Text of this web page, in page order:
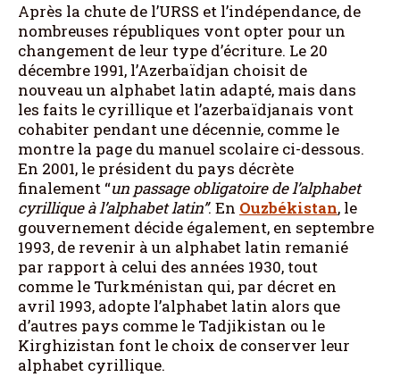
Après la chute de l’URSS et l’indépendance, de
nombreuses républiques vont opter pour un
changement de leur type d’écriture. Le 20
décembre 1991, l’Azerbaïdjan choisit de
nouveau un alphabet latin adapté, mais dans
les faits le cyrillique et l’azerbaïdjanais vont
cohabiter pendant une décennie, comme le
montre la page du manuel scolaire ci-dessous.
En 2001, le président du pays décrète
finalement “un passage obligatoire de l’alphabet
cyrillique à l’alphabet latin”. En Ouzbékistan, le
gouvernement décide également, en septembre
1993, de revenir à un alphabet latin remanié
par rapport à celui des années 1930, tout
comme le Turkménistan qui, par décret en
avril 1993, adopte l’alphabet latin alors que
d’autres pays comme le Tadjikistan ou le
Kirghizistan font le choix de conserver leur
alphabet cyrillique.